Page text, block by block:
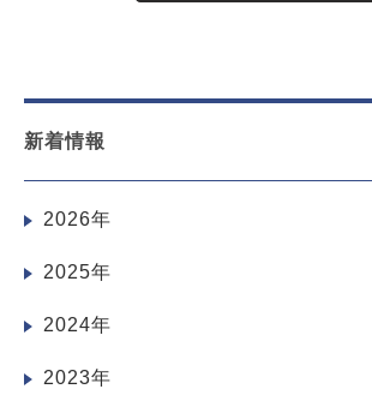
新着情報
2026年
2025年
2024年
2023年